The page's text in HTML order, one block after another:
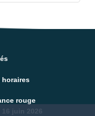
horaires
rouge
juin 2026